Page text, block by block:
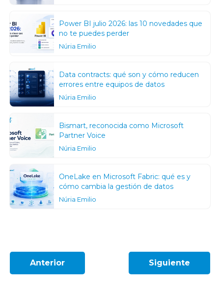
Power BI julio 2026: las 10 novedades que
no te puedes perder
Núria Emilio
Data contracts: qué son y cómo reducen
errores entre equipos de datos
Núria Emilio
Bismart, reconocida como Microsoft
Partner Voice
Núria Emilio
OneLake en Microsoft Fabric: qué es y
cómo cambia la gestión de datos
Núria Emilio
Anterior Siguiente